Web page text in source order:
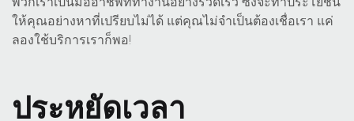
ให้คุณอย่างหาที่เปรียบไม่ได้ แต่คุณไม่จำเป็นต้องเชื่อเรา แค่
ลองใช้บริการเราก็พอ!
ประหยัดเวลา